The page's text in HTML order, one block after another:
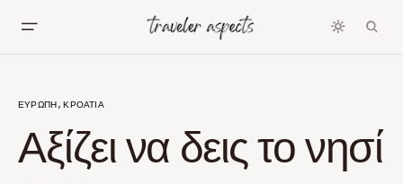
ΕΥΡΏΠΗ ΚΡΟΑΤΊΑ
Αξίζει να δεις το νησί